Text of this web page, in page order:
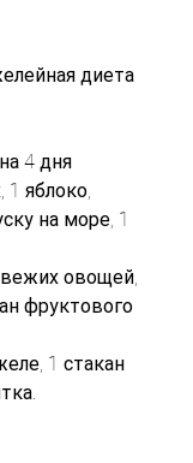
диета
4 дня
1 яблоко,
на море, 1
овощей,
фруктового
1 стакан